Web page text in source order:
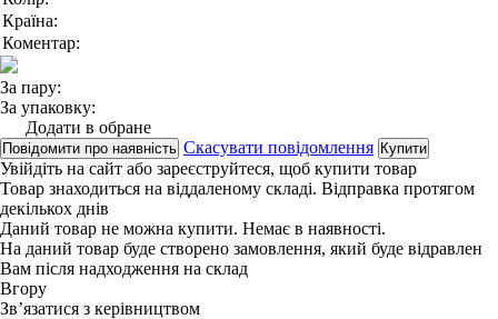
Країна:
Коментар:
За пару:
За упаковку:
Додати в обране
Повідомити про наявність Скасувати повідомлення Купити
Увійдіть на сайт або зареєструйтеся, щоб купити товар
Товар знаходиться на віддаленому складі. Відправка протягом
декількох днів
Даний товар не можна купити. Немає в наявності.
На даний товар буде створено замовлення, який буде відравлен
Вам після надходження на склад
Вгору
Зв’язатися з керівництвом